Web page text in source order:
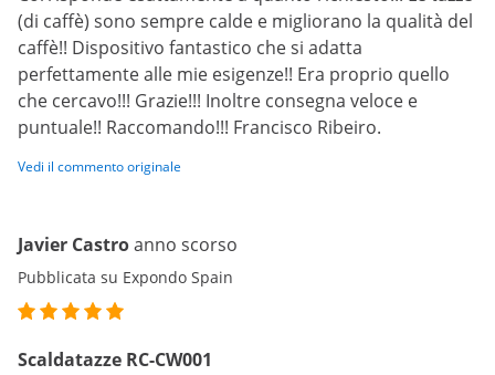
(di caffè) sono sempre calde e migliorano la qualità del
caffè!! Dispositivo fantastico che si adatta
perfettamente alle mie esigenze!! Era proprio quello
che cercavo!!! Grazie!!! Inoltre consegna veloce e
puntuale!! Raccomando!!! Francisco Ribeiro.
Vedi il commento originale
Javier Castroanno scorso
Pubblicata su Expondo Spain
Scaldatazze RC-CW001